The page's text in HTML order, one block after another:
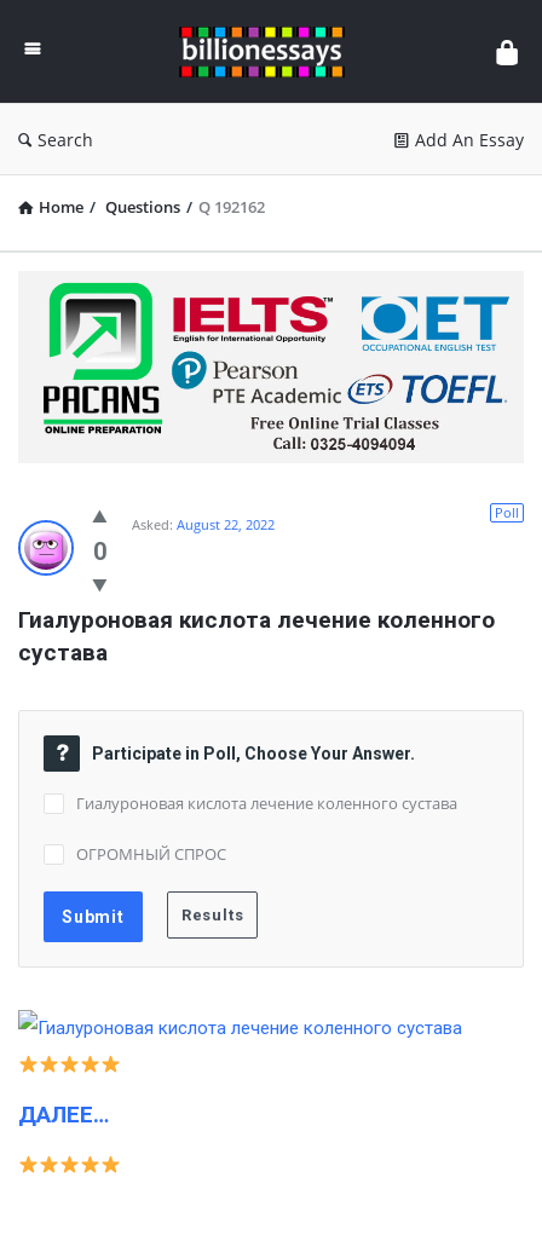
Essays
Search Add An Essay
Home / Questions / Q 192162
0
Poll
Asked: August 22, 2022
Гиалуроновая кислота лечение коленного
сустава
Participate in Poll, Choose Your Answer.
Гиалуроновая кислота лечение коленного сустава
ОГРОМНЫЙ СПРОС
ДАЛЕЕ…